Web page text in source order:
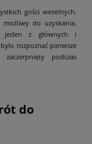
gości weselnych.
do uzyskania.
jeden z głównych i
rozpoznać pierwsze
podczas
do